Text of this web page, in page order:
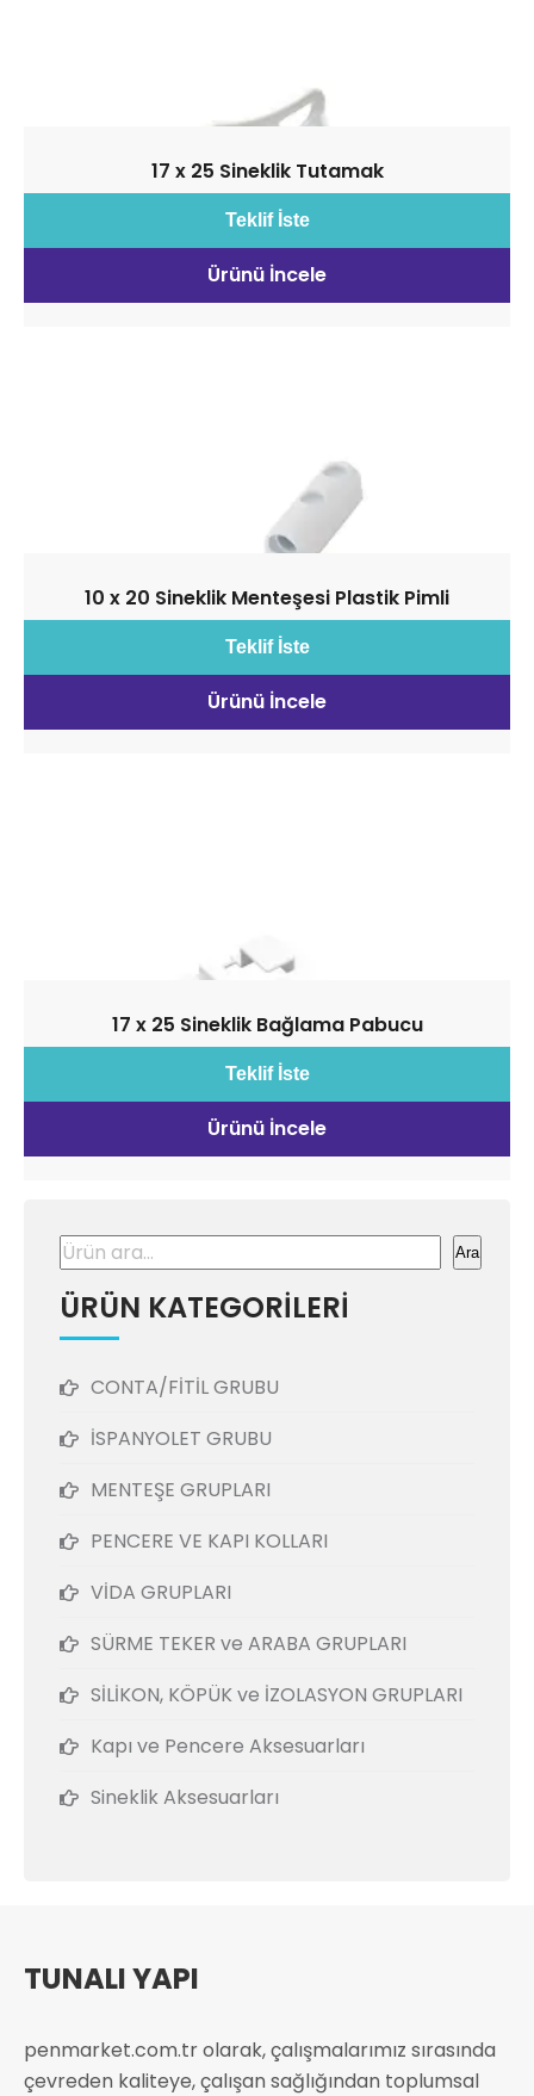
17 x 25 Sineklik Tutamak
Teklif İste
Ürünü İncele
10 x 20 Sineklik Menteşesi Plastik Pimli
Teklif İste
Ürünü İncele
17 x 25 Sineklik Bağlama Pabucu
Teklif İste
Ürünü İncele
Ara Ara
ÜRÜN KATEGORİLERİ
CONTA/FİTİL GRUBU
İSPANYOLET GRUBU
MENTEŞE GRUPLARI
PENCERE VE KAPI KOLLARI
VİDA GRUPLARI
SÜRME TEKER ve ARABA GRUPLARI
SİLİKON, KÖPÜK ve İZOLASYON GRUPLARI
Kapı ve Pencere Aksesuarları
Sineklik Aksesuarları
TUNALI YAPI
penmarket.com.tr olarak, çalışmalarımız sırasında
çevreden kaliteye, çalışan sağlığından toplumsal